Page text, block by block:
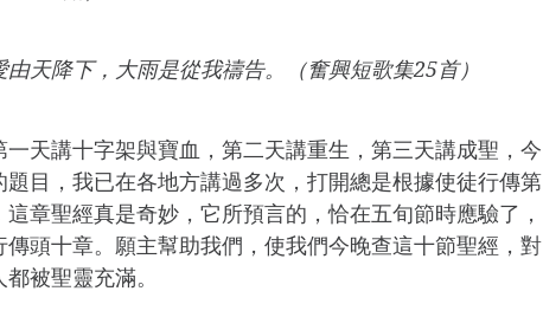
天降下，大雨是從我禱告。（奮興短歌集25首）
天講十字架與寶血，第二天講重生，第三天講成聖，今
目，我已在各地方講過多次，打開總是根據使徒行傳第
章聖經真是奇妙，它所預言的，恰在五旬節時應驗了，
頭十章。願主幫助我們，使我們今晚查這十節聖經，對
被聖靈充滿。